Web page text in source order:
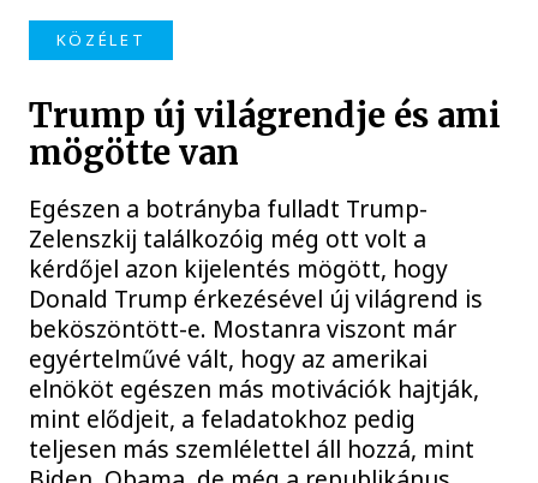
KÖZÉLET
Trump új világrendje és ami
mögötte van
Egészen a botrányba fulladt Trump-
Zelenszkij találkozóig még ott volt a
kérdőjel azon kijelentés mögött, hogy
Donald Trump érkezésével új világrend is
beköszöntött-e. Mostanra viszont már
egyértelművé vált, hogy az amerikai
elnököt egészen más motivációk hajtják,
mint elődjeit, a feladatokhoz pedig
teljesen más szemlélettel áll hozzá, mint